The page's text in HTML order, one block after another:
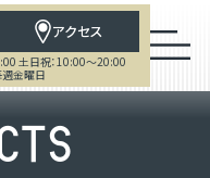
アクセス
土日祝：10:00～20:00
週金曜日
TS